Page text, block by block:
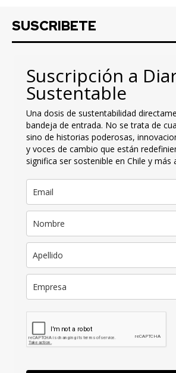
SUSCRIBETE
Suscripción a
Sustentable
Una dosis de sustentabilidad
bandeja de entrada. No se trata de
sino de historias poderosas,
y voces de cambio que están
significa ser sostenible en Chile y más